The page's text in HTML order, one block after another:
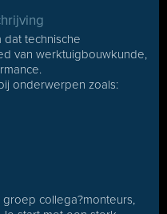
technische
van werktuigbouwkunde,
onderwerpen zoals:
collega?monteurs,